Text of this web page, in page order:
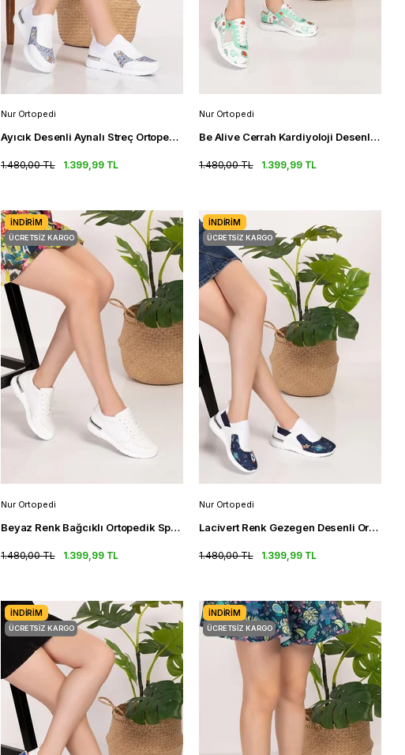
Nur Ortopedi
Ayıcık Desenli Aynalı Streç Ortopedik Spor Ayakkabı Kadın Sneakers
1.399,99 TL
1.480,00 TL
Nur Ortopedi
Be Alive Cerrah Kardiyoloji Desenli Fileli Ortopedik Spor Sandalet
1.399,99 TL
1.480,00 TL
Nur Ortopedi
Beyaz Renk Bağcıklı Ortopedik Spor Sandalet Kadın Snearkers
1.399,99 TL
1.480,00 TL
İNDIRIM
ÜCRETSIZ KARGO
Nur Ortopedi
Lacivert Renk Gezegen Desenli Ortopedik Kadın Streç Spor Ayakkabı
1.399,99 TL
1.480,00 TL
İNDIRIM
ÜCRETSIZ KARGO
İNDIRIM
ÜCRETSIZ KARGO
İNDIRIM
ÜCRETSIZ KARGO